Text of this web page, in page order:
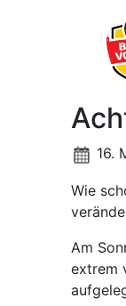
16.
Wie
Am
extrem